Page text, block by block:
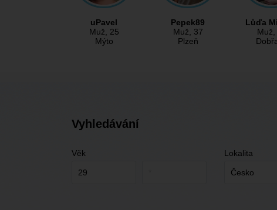
uPavel
Muž, 25
Mýto
Pepek89
Muž, 37
Plzeň
Lůďa
Muž,
Vyhledávání
Věk Lokalita